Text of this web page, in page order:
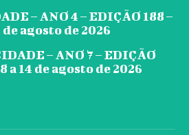
– ANO 4 – EDIÇÃO 188 –
de agosto de 2026
– ANO 7 – EDIÇÃO
a 14 de agosto de 2026